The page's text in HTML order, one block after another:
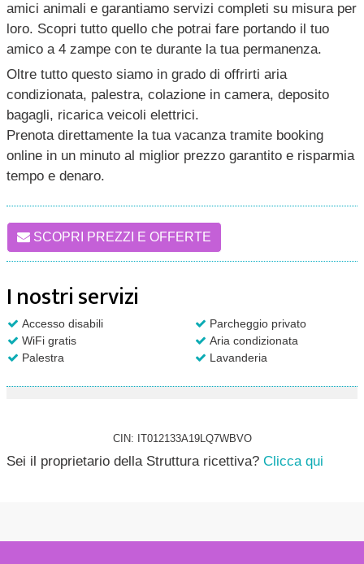
amici animali e garantiamo servizi completi su misura per
loro. Scopri tutto quello che potrai fare portando il tuo
amico a 4 zampe con te durante la tua permanenza.
Oltre tutto questo siamo in grado di offrirti aria
condizionata, palestra, colazione in camera, deposito
bagagli, ricarica veicoli elettrici.
Prenota direttamente la tua vacanza tramite booking
online in un minuto al miglior prezzo garantito e risparmia
tempo e denaro.
SCOPRI PREZZI E OFFERTE
I nostri servizi
Accesso disabili
Parcheggio privato
WiFi gratis
Aria condizionata
Palestra
Lavanderia
CIN: IT012133A19LQ7WBVO
Sei il proprietario della Struttura ricettiva? Clicca qui